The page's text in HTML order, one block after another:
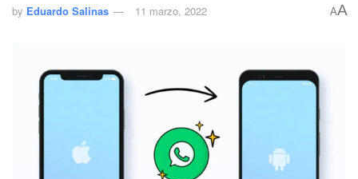
by Eduardo Salinas 11 marzo, 2022 AA